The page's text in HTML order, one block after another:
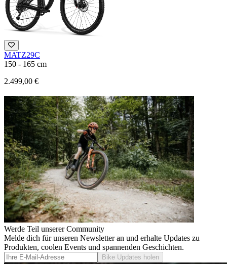
MATZ29C
150 - 165 cm
2.499,00 €
Werde Teil unserer Community
Melde dich für unseren Newsletter an und erhalte Updates zu
Produkten, coolen Events und spannenden Geschichten.
Bike Updates holen